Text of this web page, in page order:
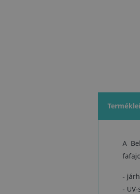
A
-
-